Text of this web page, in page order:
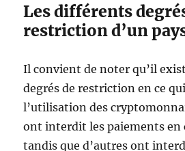
Les différents
restriction d’un
Il convient de noter qu’il
degrés de restriction en ce
l’utilisation des
ont interdit les paiements en
tandis que d’autres ont